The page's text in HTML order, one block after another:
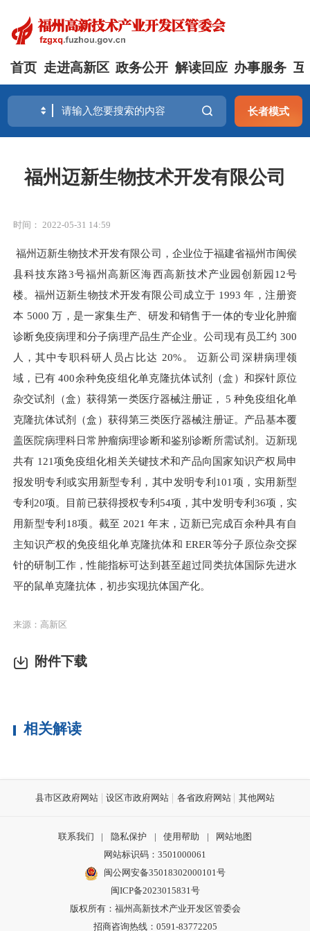
首页 走进高新区 政务公开 解读回应 办事服务 互
长者模式
福州迈新生物技术开发有限公司
时间： 2022-05-31 14:59
福州迈新生物技术开发有限公司，企业位于福建省福州市闽侯
县科技东路3号福州高新区海西高新技术产业园创新园12号
楼。福州迈新生物技术开发有限公司成立于 1993 年，注册资
本 5000 万，是一家集生产、研发和销售于一体的专业化肿瘤
诊断免疫病理和分子病理产品生产企业。公司现有员工约 300
人，其中专职科研人员占比达 20%。 迈新公司深耕病理领
域，已有 400余种免疫组化单克隆抗体试剂（盒）和探针原位
杂交试剂（盒）获得第一类医疗器械注册证， 5 种免疫组化单
克隆抗体试剂（盒）获得第三类医疗器械注册证。产品基本覆
盖医院病理科日常肿瘤病理诊断和鉴别诊断所需试剂。迈新现
共有 121项免疫组化相关关键技术和产品向国家知识产权局申
报发明专利或实用新型专利，其中发明专利101项，实用新型
专利20项。目前已获得授权专利54项，其中发明专利36项，实
用新型专利18项。截至 2021 年末，迈新已完成百余种具有自
主知识产权的免疫组化单克隆抗体和 ERER等分子原位杂交探
针的研制工作，性能指标可达到甚至超过同类抗体国际先进水
平的鼠单克隆抗体，初步实现抗体国产化。
来源：高新区
附件下载
相关解读
县市区政府网站 设区市政府网站 各省政府网站 其他网站
联系我们 | 隐私保护 | 使用帮助 |
网站地图
网站标识码：3501000061
闽公网安备35018302000101号
闽ICP备2023015831号
版权所有：福州高新技术产业开发区管委会
招商咨询热线：0591-83772205